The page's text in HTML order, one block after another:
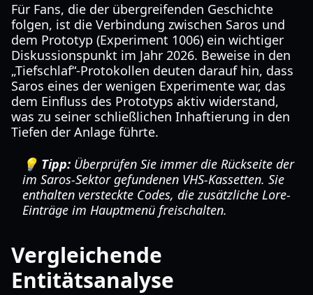
Für Fans, die der übergreifenden Geschichte
folgen, ist die Verbindung zwischen Saros und
dem Prototyp (Experiment 1006) ein wichtiger
Diskussionspunkt im Jahr 2026. Beweise in den
„Tiefschlaf“-Protokollen deuten darauf hin, dass
Saros eines der wenigen Experimente war, das
dem Einfluss des Prototyps aktiv widerstand,
was zu seiner schließlichen Inhaftierung in den
Tiefen der Anlage führte.
💡 Tipp: Überprüfen Sie immer die Rückseite der
im Saros-Sektor gefundenen VHS-Kassetten. Sie
enthalten versteckte Codes, die zusätzliche Lore-
Einträge im Hauptmenü freischalten.
Vergleichende
Entitätsanalyse